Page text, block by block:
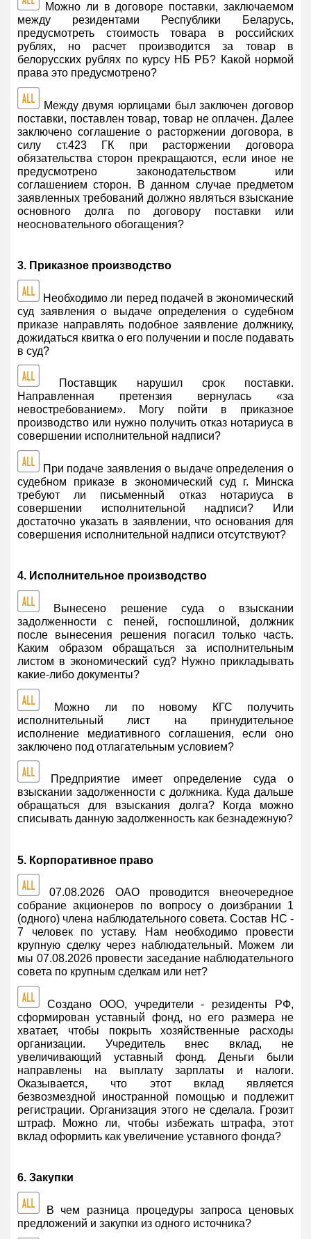
Можно ли в договоре поставки, заключаемом
между резидентами Республики Беларусь,
предусмотреть стоимость товара в российских
рублях, но расчет производится за товар в
белорусских рублях по курсу НБ РБ? Какой нормой
права это предусмотрено?
Между двумя юрлицами был заключен договор
поставки, поставлен товар, товар не оплачен. Далее
заключено соглашение о расторжении договора, в
силу ст.423 ГК при расторжении договора
обязательства сторон прекращаются, если иное не
предусмотрено законодательством или
соглашением сторон. В данном случае предметом
заявленных требований должно являться взыскание
основного долга по договору поставки или
неосновательного обогащения?
3. Приказное производство
Необходимо ли перед подачей в экономический
суд заявления о выдаче определения о судебном
приказе направлять подобное заявление должнику,
дожидаться квитка о его получении и после подавать
в суд?
Поставщик нарушил срок поставки.
Направленная претензия вернулась «за
невостребованием». Могу пойти в приказное
производство или нужно получить отказ нотариуса в
совершении исполнительной надписи?
При подаче заявления о выдаче определения о
судебном приказе в экономический суд г. Минска
требуют ли письменный отказ нотариуса в
совершении исполнительной надписи? Или
достаточно указать в заявлении, что основания для
совершения исполнительной надписи отсутствуют?
4. Исполнительное производство
Вынесено решение суда о взыскании
задолженности с пеней, госпошлиной, должник
после вынесения решения погасил только часть.
Каким образом обращаться за исполнительным
листом в экономический суд? Нужно прикладывать
какие-либо документы?
Можно ли по новому КГС получить
исполнительный лист на принудительное
исполнение медиативного соглашения, если оно
заключено под отлагательным условием?
Предприятие имеет определение суда о
взыскании задолженности с должника. Куда дальше
обращаться для взыскания долга? Когда можно
списывать данную задолженность как безнадежную?
5. Корпоративное право
07.08.2026 ОАО проводится внеочередное
собрание акционеров по вопросу о доизбрании 1
(одного) члена наблюдательного совета. Состав НС -
7 человек по уставу. Нам необходимо провести
крупную сделку через наблюдательный. Можем ли
мы 07.08.2026 провести заседание наблюдательного
совета по крупным сделкам или нет?
Создано ООО, учредители - резиденты РФ,
сформирован уставный фонд, но его размера не
хватает, чтобы покрыть хозяйственные расходы
организации. Учредитель внес вклад, не
увеличивающий уставный фонд. Деньги были
направлены на выплату зарплаты и налоги.
Оказывается, что этот вклад является
безвозмездной иностранной помощью и подлежит
регистрации. Организация этого не сделала. Грозит
штраф. Можно ли, чтобы избежать штрафа, этот
вклад оформить как увеличение уставного фонда?
6. Закупки
В чем разница процедуры запроса ценовых
предложений и закупки из одного источника?